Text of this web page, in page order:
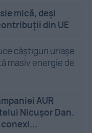
mică, deși
din UE
câștiguri uriașe
masiv energie de
AUR
Nicușor Dan.